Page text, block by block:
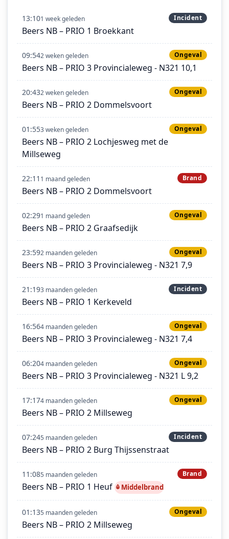
13:101 week geleden Incident
Beers NB – PRIO 1 Broekkant
09:542 weken geleden Ongeval
Beers NB – PRIO 3 Provincialeweg - N321 10,1
20:432 weken geleden Ongeval
Beers NB – PRIO 2 Dommelsvoort
01:553 weken geleden Ongeval
Beers NB – PRIO 2 Lochjesweg met de
Millseweg
22:11 1 maand geleden Brand
Beers NB – PRIO 2 Dommelsvoort
02:291 maand geleden Ongeval
Beers NB – PRIO 2 Graafsedijk
23:592 maanden geleden Ongeval
Beers NB – PRIO 3 Provincialeweg - N321 7,9
21:193 maanden geleden Incident
Beers NB – PRIO 1 Kerkeveld
16:564 maanden geleden Ongeval
Beers NB – PRIO 3 Provincialeweg - N321 7,4
06:204 maanden geleden Ongeval
Beers NB – PRIO 3 Provincialeweg - N321 L 9,2
17:174 maanden geleden Ongeval
Beers NB – PRIO 2 Millseweg
07:245 maanden geleden Incident
Beers NB – PRIO 2 Burg Thijssenstraat
11:085 maanden geleden Brand
Beers NB – PRIO 1 Heuf Middelbrand
01:135 maanden geleden Ongeval
Beers NB – PRIO 2 Millseweg